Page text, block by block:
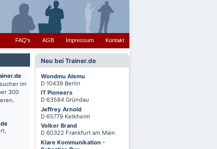
FAQ's AGB Impressum Kontakt
Neu bei Trainer.de
Wondmu Alemu
D 10439 Berlin
IT Pioneers
D 63584 Gründau
Jeffrey Arnold
D 65779 Kelkheim
Volker Brand
D 60322 Frankfurt am Main
Klare Kommunikation -
im
300